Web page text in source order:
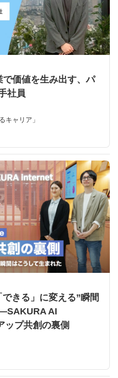
価値を生み出す、パ
社員
キャリア」
きる」に変える”瞬間
AI
プ共創の裏側